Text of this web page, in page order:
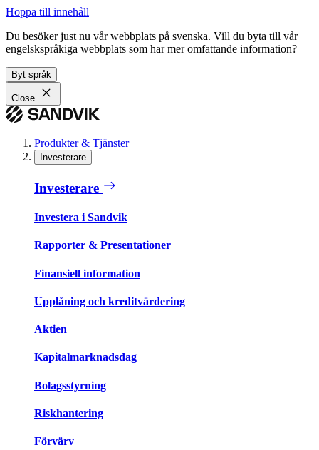
Hoppa till innehåll
Du besöker just nu vår webbplats på svenska. Vill du byta till vår
engelskspråkiga webbplats som har mer omfattande information?
Byt språk
Close
Produkter & Tjänster
Investerare
Investerare
Investera i Sandvik
Rapporter & Presentationer
Finansiell information
Upplåning och kreditvärdering
Aktien
Kapitalmarknadsdag
Bolagsstyrning
Riskhantering
Förvärv